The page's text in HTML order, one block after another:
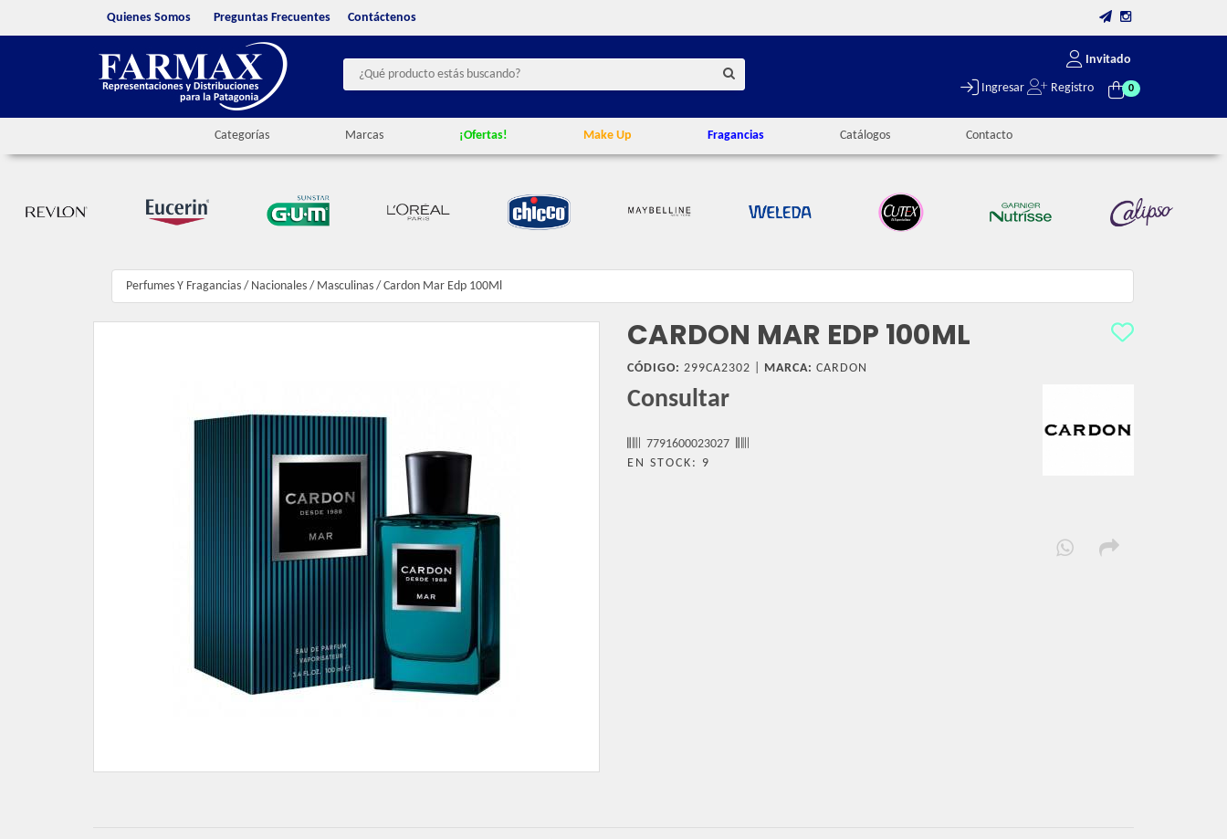
Quienes Somos Preguntas Frecuentes Contáctenos
Invitado
Ingresar Registro 0
Categorías Marcas ¡Ofertas! Make Up Fragancias Catálogos Contacto
Perfumes Y Fragancias / Nacionales / Masculinas / Cardon Mar Edp 100Ml
CARDON MAR EDP 100ML
CÓDIGO: 299CA2302 | MARCA: CARDON
Consultar
7791600023027
EN STOCK: 9